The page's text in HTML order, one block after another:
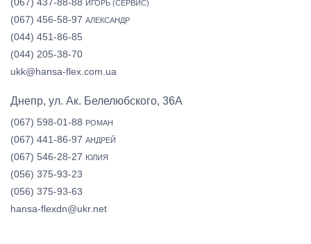
ИГОРЬ (СЕРВИС)
(067) 456-58-97 АЛЕКСАНДР
(044) 451-86-85
(044) 205-38-70
ukk@hansa-flex.com.ua
Днепр, ул. Ак. Белелюбского, 36А
(067) 598-01-88 РОМАН
(067) 441-86-97 АНДРЕЙ
(067) 546-28-27 ЮЛИЯ
(056) 375-93-23
(056) 375-93-63
hansa-flexdn@ukr.net